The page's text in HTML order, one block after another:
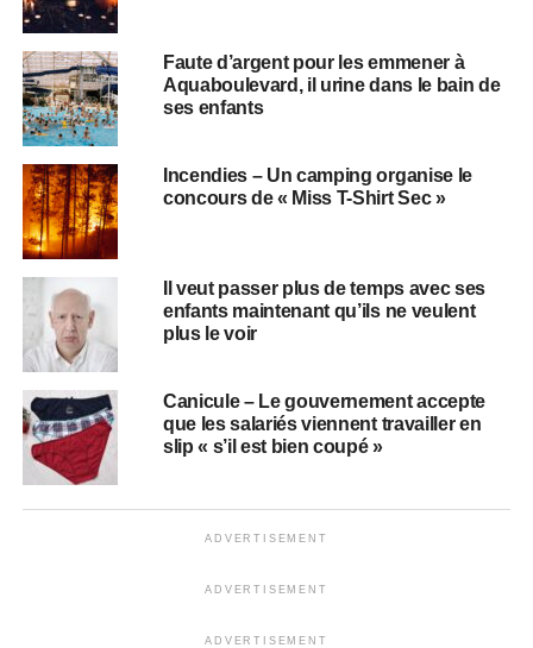
Faute d’argent pour les emmener à
Aquaboulevard, il urine dans le bain de
ses enfants
Incendies – Un camping organise le
concours de « Miss T-Shirt Sec »
Il veut passer plus de temps avec ses
enfants maintenant qu’ils ne veulent
plus le voir
Canicule – Le gouvernement accepte
que les salariés viennent travailler en
slip « s’il est bien coupé »
ADVERTISEMENT
ADVERTISEMENT
ADVERTISEMENT